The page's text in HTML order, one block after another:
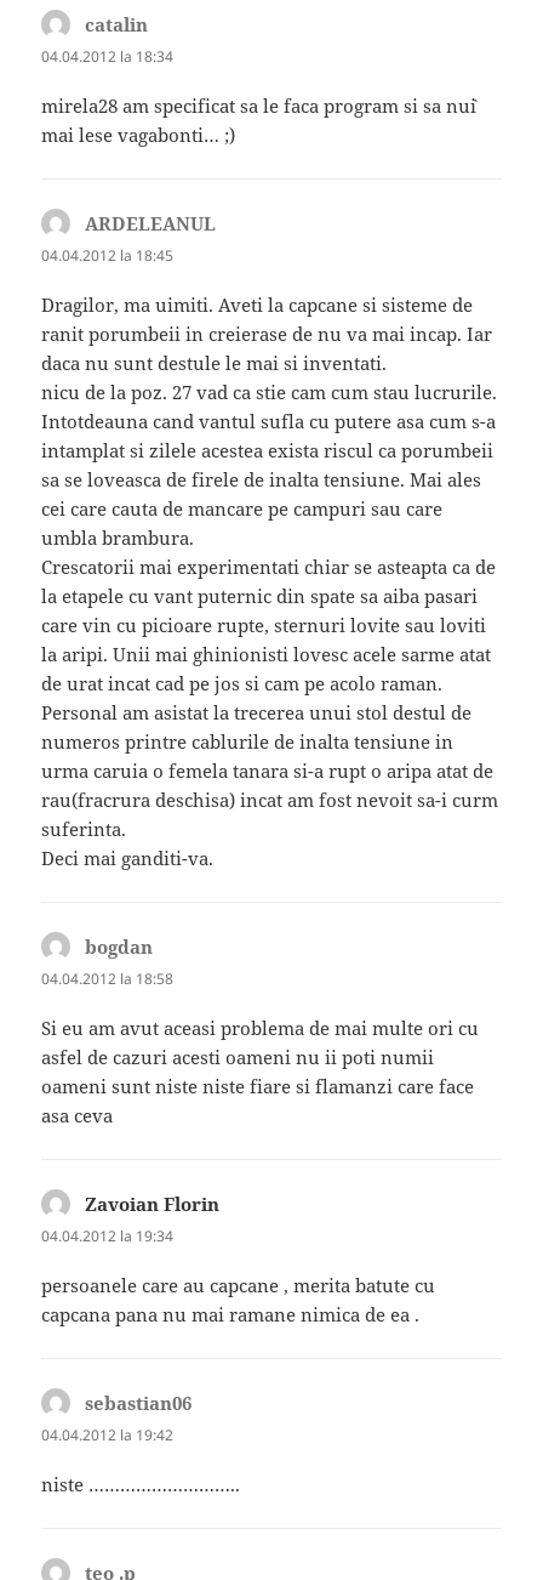
catalin
04.04.2012 la 18:34
mirela28 am specificat sa le faca program si sa nu`i
mai lese vagabonti… ;)
ARDELEANUL
04.04.2012 la 18:45
Dragilor, ma uimiti. Aveti la capcane si sisteme de
ranit porumbeii in creierase de nu va mai incap. Iar
daca nu sunt destule le mai si inventati.
nicu de la poz. 27 vad ca stie cam cum stau lucrurile.
Intotdeauna cand vantul sufla cu putere asa cum s-a
intamplat si zilele acestea exista riscul ca porumbeii
sa se loveasca de firele de inalta tensiune. Mai ales
cei care cauta de mancare pe campuri sau care
umbla brambura.
Crescatorii mai experimentati chiar se asteapta ca de
la etapele cu vant puternic din spate sa aiba pasari
care vin cu picioare rupte, sternuri lovite sau loviti
la aripi. Unii mai ghinionisti lovesc acele sarme atat
de urat incat cad pe jos si cam pe acolo raman.
Personal am asistat la trecerea unui stol destul de
numeros printre cablurile de inalta tensiune in
urma caruia o femela tanara si-a rupt o aripa atat de
rau(fracrura deschisa) incat am fost nevoit sa-i curm
suferinta.
Deci mai ganditi-va.
bogdan
04.04.2012 la 18:58
Si eu am avut aceasi problema de mai multe ori cu
asfel de cazuri acesti oameni nu ii poti numii
oameni sunt niste niste fiare si flamanzi care face
asa ceva
Zavoian Florin
04.04.2012 la 19:34
persoanele care au capcane , merita batute cu
capcana pana nu mai ramane nimica de ea .
sebastian06
04.04.2012 la 19:42
niste ………………………..
teo .p